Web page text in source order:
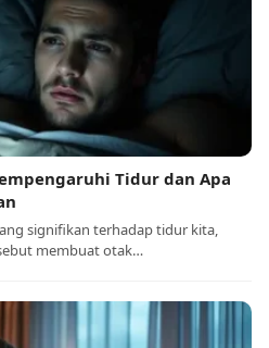
Tidur dan Apa
signifikan terhadap tidur kita,
membuat otak…